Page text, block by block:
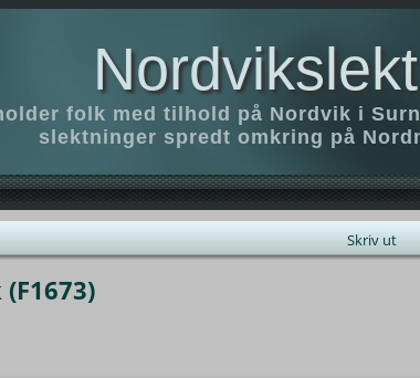
Nordvikslekt
folk med tilhold på Nordvik i
slektninger spredt omkring på
Skriv ut